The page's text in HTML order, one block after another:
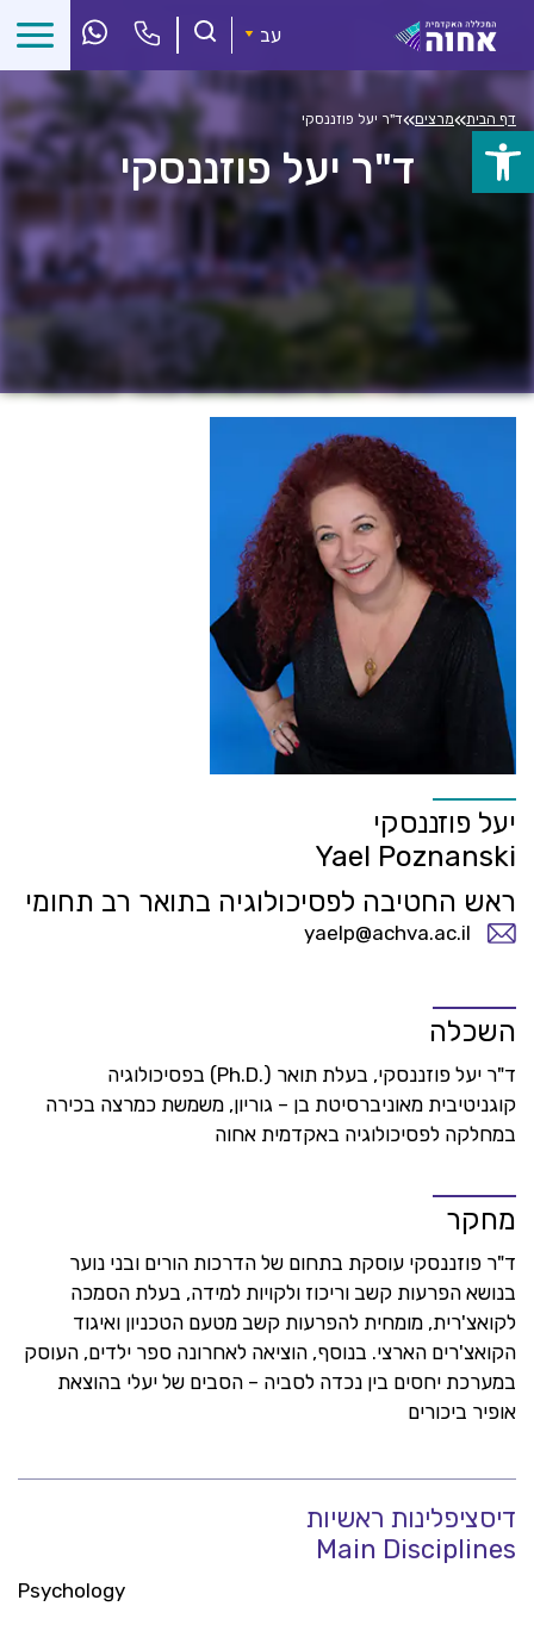
פתח
סרגל
התוכן
עב
דף הבית»מרצים»ד"ר יעל פוזננסקי
ד"ר יעל פוזננסקי
יעל פוזננסקי
Yael Poznanski
ראש החטיבה לפסיכולוגיה בתואר רב תחומי
yaelp@achva.ac.il
השכלה
ד"ר יעל פוזננסקי, בעלת תואר (.Ph.D) בפסיכולוגיה
קוגניטיבית מאוניברסיטת בן – גוריון, משמשת כמרצה בכירה
במחלקה לפסיכולוגיה באקדמית אחוה
מחקר
ד"ר פוזננסקי עוסקת בתחום של הדרכות הורים ובני נוער
בנושא הפרעות קשב וריכוז ולקויות למידה, בעלת הסמכה
לקואצ'רית, מומחית להפרעות קשב מטעם הטכניון ואיגוד
הקואצ'רים הארצי. בנוסף, הוציאה לאחרונה ספר ילדים, העוסק
במערכת יחסים בין נכדה לסביה – הסבים של יעלי בהוצאת
אופיר ביכורים
דיסציפלינות ראשיות
Main Disciplines
Psychology